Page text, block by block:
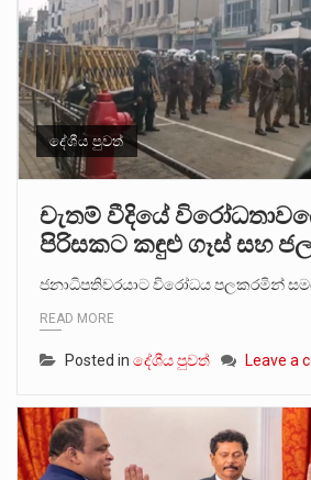
දේශීය පුවත්
චැතම් වීදියේ
පිරිසකට කඳුළු ගෑස් සහ ජල
ජනාධිපතිවරයාට විරෝධය පලකරමින්
READ MORE
Posted in දේශීය පුවත් Leave a